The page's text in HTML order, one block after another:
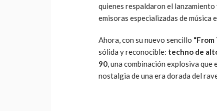
quienes respaldaron el
emisoras especializadas de música
Ahora, con su nuevo sencillo “From
sólida y reconocible: techno de
90, una combinación explosiva
nostalgia de una era dorada del